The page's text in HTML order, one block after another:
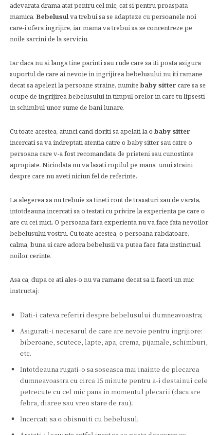
adevarata drama atat pentru cel mic, cat si pentru proaspata
mamica. Bebelusulva trebui sa se adapteze cu persoanele noi
care-i ofera ingrijire, iar mama va trebui sa se concentreze pe
noile sarcini de la serviciu.
Iar daca nu ai langa tine parinti sau rude care sa iti poata asigura
suportul de care ai nevoie in ingrijirea bebelusului nu iti ramane
decat sa apelezi la persoane straine, numite baby sittercare sa se
ocupe de ingrijirea bebelusului in timpul orelor in care tu lipsesti
in schimbul unor sume de bani lunare.
Cu toate acestea, atunci cand doriti sa apelati la o baby sitter
incercati sa va indreptati atentia catre o baby sitter sau catre o
persoana care v-a fost recomandata de prieteni sau cunostinte
apropiate. Niciodata nu va lasati copilul pe mana unui straini
despre care nu aveti niciun fel de referinte.
La alegerea sa nu trebuie sa tineti cont de trasaturi sau de varsta,
intotdeauna incercati sa o testati cu privire la experienta pe care o
are cu cei mici. O persoana fara experienta nu va face fata nevoilor
bebelusului vostru. Cu toate acestea, o persoana rabdatoare,
calma, buna si care adora bebelusii va putea face fata instinctual
noilor cerinte.
Asa ca, dupa ce ati ales-o nu va ramane decat sa ii faceti un mic
instructaj:
Dati-i cateva referiri despre bebelusului dumneavoastra;
Asigurati-i necesarul de care are nevoie pentru ingrijiore:
biberoane, scutece, lapte, apa, crema, pijamale, schimburi,
etc.
Intotdeauna rugati-o sa soseasca mai inainte de plecarea
dumneavoastra cu circa 15 minute pentru a-i destainui cele
petrecute cu cel mic pana in momentul plecarii (daca are
febra, diaree sau vreo stare de rau);
Incercati sa o obisnuiti cu bebelusul;